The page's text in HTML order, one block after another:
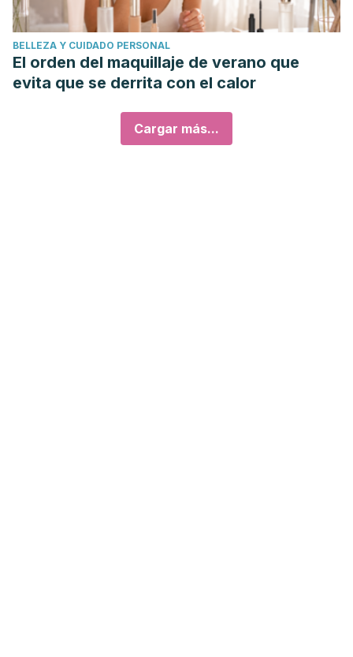
BELLEZA Y CUIDADO PERSONAL
El orden del maquillaje de verano que
evita que se derrita con el calor
Cargar más...